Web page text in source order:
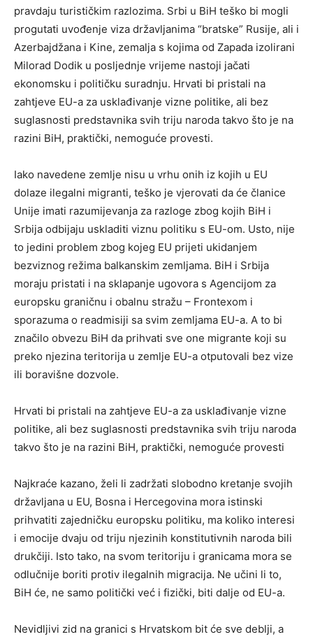
pravdaju turističkim razlozima. Srbi u BiH teško bi mogli
progutati uvođenje viza državljanima “bratske” Rusije, ali i
Azerbajdžana i Kine, zemalja s kojima od Zapada izolirani
Milorad Dodik u posljednje vrijeme nastoji jačati
ekonomsku i političku suradnju. Hrvati bi pristali na
zahtjeve EU-a za usklađivanje vizne politike, ali bez
suglasnosti predstavnika svih triju naroda takvo što je na
razini BiH, praktički, nemoguće provesti.
Iako navedene zemlje nisu u vrhu onih iz kojih u EU
dolaze ilegalni migranti, teško je vjerovati da će članice
Unije imati razumijevanja za razloge zbog kojih BiH i
Srbija odbijaju uskladiti viznu politiku s EU-om. Usto, nije
to jedini problem zbog kojeg EU prijeti ukidanjem
bezviznog režima balkanskim zemljama. BiH i Srbija
moraju pristati i na sklapanje ugovora s Agencijom za
europsku graničnu i obalnu stražu – Frontexom i
sporazuma o readmisiji sa svim zemljama EU-a. A to bi
značilo obvezu BiH da prihvati sve one migrante koji su
preko njezina teritorija u zemlje EU-a otputovali bez vize
ili boravišne dozvole.
Hrvati bi pristali na zahtjeve EU-a za usklađivanje vizne
politike, ali bez suglasnosti predstavnika svih triju naroda
takvo što je na razini BiH, praktički, nemoguće provesti
Najkraće kazano, želi li zadržati slobodno kretanje svojih
državljana u EU, Bosna i Hercegovina mora istinski
prihvatiti zajedničku europsku politiku, ma koliko interesi
i emocije dvaju od triju njezinih konstitutivnih naroda bili
drukčiji. Isto tako, na svom teritoriju i granicama mora se
odlučnije boriti protiv ilegalnih migracija. Ne učini li to,
BiH će, ne samo politički već i fizički, biti dalje od EU-a.
Nevidljivi zid na granici s Hrvatskom bit će sve deblji, a